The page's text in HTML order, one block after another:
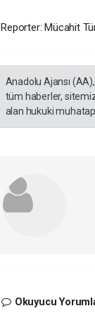
Reporter: Mücahit
Anadolu Ajansı
tüm haberler,
alan hukuki
Okuyucu